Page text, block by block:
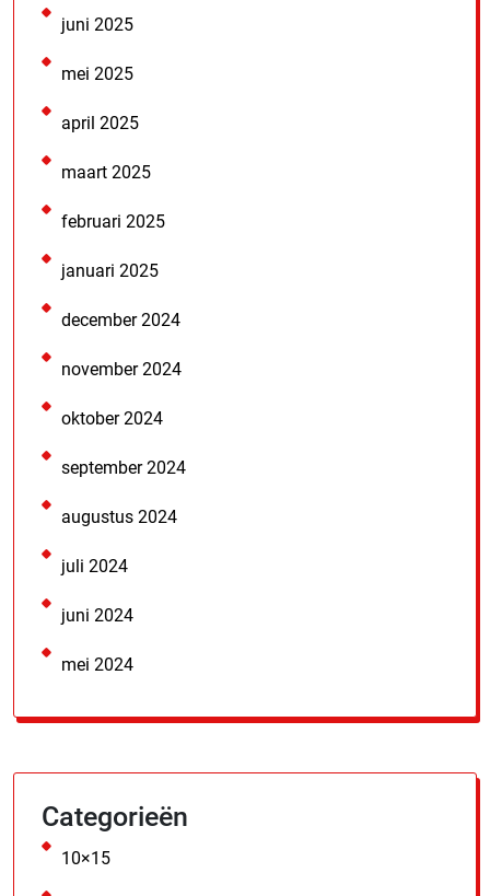
juni 2025
mei 2025
april 2025
maart 2025
februari 2025
januari 2025
december 2024
november 2024
oktober 2024
september 2024
augustus 2024
juli 2024
juni 2024
mei 2024
Categorieën
10×15